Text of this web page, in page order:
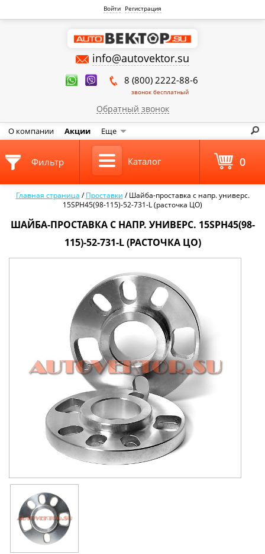
Войти Регистрация
info@autovektor.su
8 (800) 2222-88-6
звонок бесплатный
Обратный звонок
О компании Акции Еще
Главная страница /Проставки /Шайба-проставка с напр. универс.
15SPH45(98-115)-52-731-L (расточка ЦО)
ШАЙБА-ПРОСТАВКА С НАПР. УНИВЕРС. 15SPH45(98-
115)-52-731-L (РАСТОЧКА ЦО)
Фильтр Каталог 0